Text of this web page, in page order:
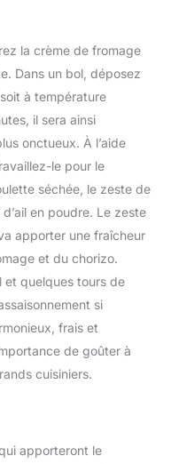
la crème de fromage
Dans un bol, déposez
à température
il sera ainsi
onctueux. À l’aide
le pour le
séchée, le zeste de
en poudre. Le zeste
apporter une fraîcheur
et du chorizo.
et quelques tours de
si
frais et
de goûter à
cuisiniers.
apporteront le